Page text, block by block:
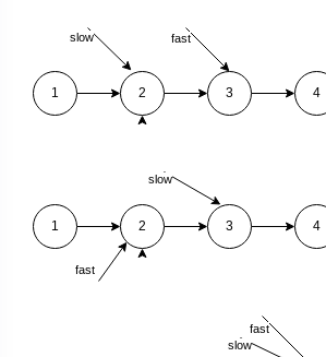
4
3
2
1
slow fast
4
3
2
1
slow
fast
slow
fast